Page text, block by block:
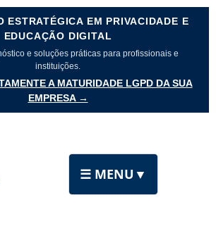
ESTRATÉGICA EM PRIVACIDADE E
EDUCAÇÃO DIGITAL
e soluções práticas para profissionais e
instituições.
A MATURIDADE LGPD DA SUA
EMPRESA →
☰ MENU ▼